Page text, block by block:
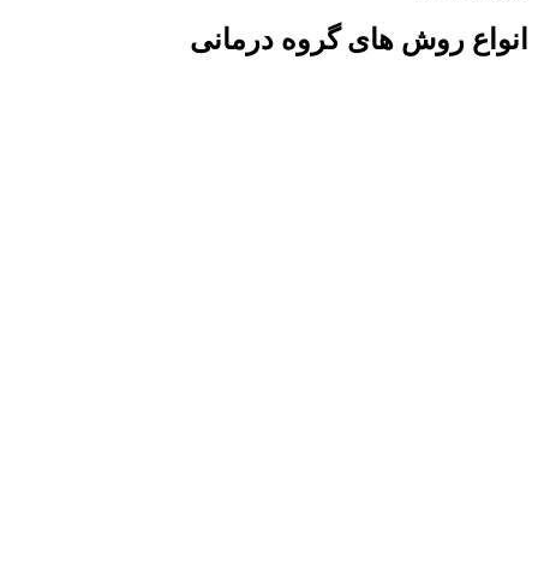
انواع روش های گروه درمانی